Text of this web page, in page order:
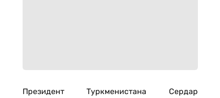
Президент Туркменистана Сердар